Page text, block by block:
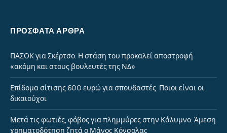
ΠΡΌΣΦΑΤΑ ΆΡΘΡΑ
ΠΑΣΟΚ για Σκέρτσο: Η στάση του προκαλεί αποστροφή
«ακόμη και στους βουλευτές της ΝΔ»
Επίδομα σίτισης 600 ευρώ για σπουδαστές: Ποιοι είναι οι
δικαιούχοι
Μετά τις φωτιές, φόβος για πλημμύρες στην Κάλυμνο: Άμεση
χρηματοδότηση ζητά ο Μάνος Κόνσολας